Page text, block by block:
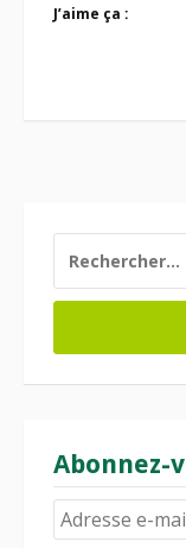
J’aime ça :
Abonnez-